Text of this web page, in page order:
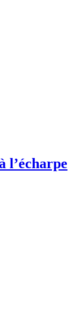
l’écharpe